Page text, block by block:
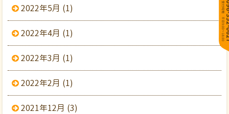
2022年5月 (1)
2022年4月 (1)
2022年3月 (1)
2022年2月 (1)
2021年12月 (3)